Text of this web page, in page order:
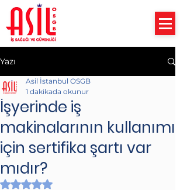
Yazı
İşyerinde iş
makinalarının kullanımı
için sertifika şartı var
mıdır?
Asil İstanbul OSGB
1 dakikada okunur
5 üzerinden NaN yıldız